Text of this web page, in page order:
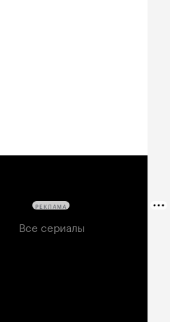
Все сериалы
РЕКЛАМА